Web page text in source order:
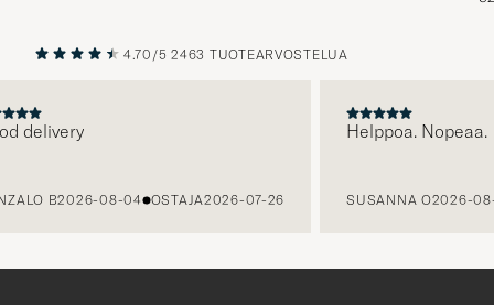
EDELLINEN
4.70/5 2463 TUOTEARVOSTELUA
B2026-08-04 OSTAJA2026-07-26
Helppoa. Nopeaa.
SUSANNA O2026-08-03